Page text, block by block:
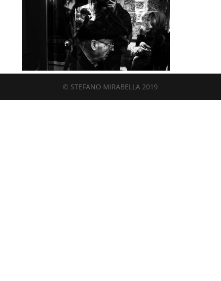
© STEFANO MIRABELLA 2019